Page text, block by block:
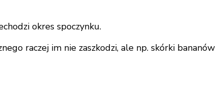
okres spoczynku.
raczej im nie zaszkodzi, ale np. skórki